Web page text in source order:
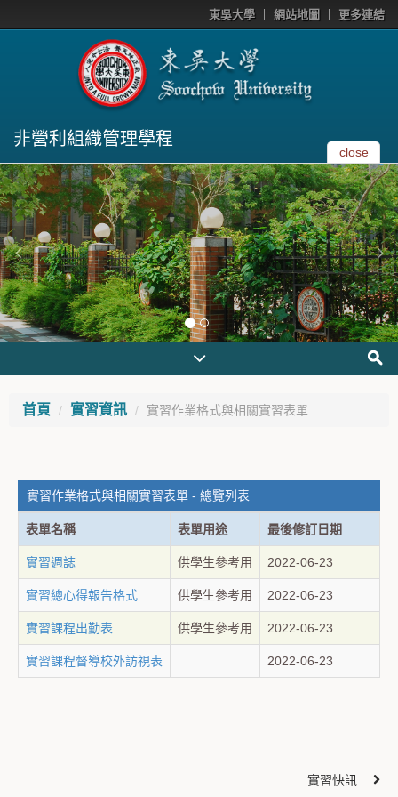
東吳大學 網站地圖 更多連結
非營利組織管理學程
close
首頁 實習資訊 實習作業格式與相關實習表單
實習作業格式與相關實習表單 - 總覽列表
表單名稱 表單用途 最後修訂日期
實習週誌 供學生參考用 2022-06-23
實習總心得報告格式 供學生參考用 2022-06-23
實習課程出勤表 供學生參考用 2022-06-23
實習課程督導校外訪視表 2022-06-23
實習快訊